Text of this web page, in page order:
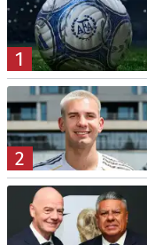
1
2